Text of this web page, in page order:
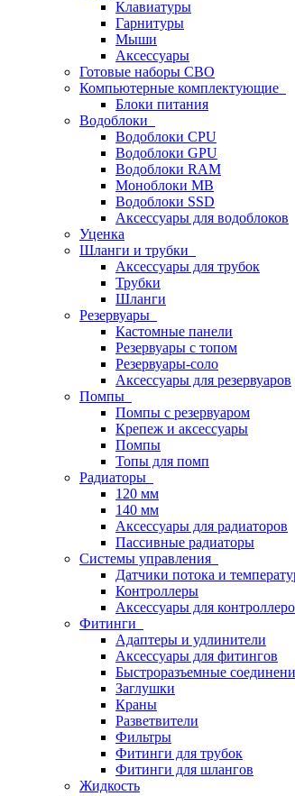
Клавиатуры
Гарнитуры
Мыши
Аксессуары
Готовые наборы СВО
Компьютерные комплектующие
Блоки питания
Водоблоки
Водоблоки CPU
Водоблоки GPU
Водоблоки RAM
Моноблоки MB
Водоблоки SSD
Аксессуары для водоблоков
Уценка
Шланги и трубки
Аксессуары для трубок
Трубки
Шланги
Резервуары
Кастомные панели
Резервуары с топом
Резервуары-соло
Аксессуары для резервуаров
Помпы
Помпы с резервуаром
Крепеж и аксессуары
Помпы
Топы для помп
Радиаторы
120 мм
140 мм
Аксессуары для радиаторов
Пассивные радиаторы
Системы управления
Датчики потока и
Контроллеры
Аксессуары для
Фитинги
Адаптеры и удлинители
Аксессуары для фитингов
Быстроразъемные
Заглушки
Краны
Разветвители
Фильтры
Фитинги для трубок
Фитинги для шлангов
Жидкость